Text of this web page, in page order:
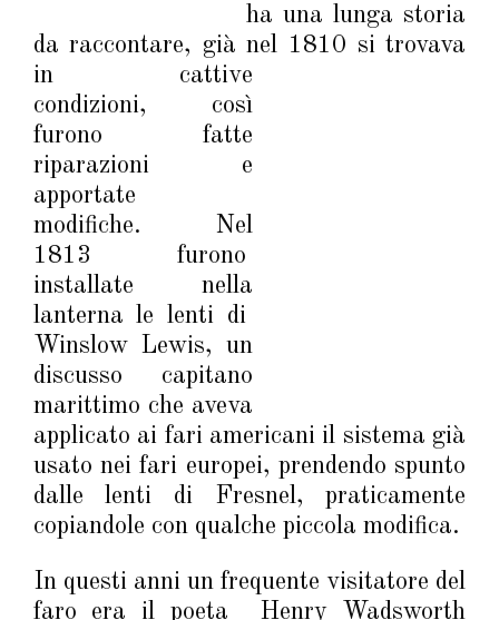
ha una lunga storia
da raccontare, già nel 1810 si trovava
in cattive
condizioni, così
furono fatte
riparazioni e
apportate
modifiche. Nel
1813 furono
installate nella
lanterna le lenti di
Winslow Lewis, un
discusso capitano
marittimo che aveva
applicato ai fari americani il sistema già
usato nei fari europei, prendendo spunto
dalle lenti di Fresnel, praticamente
copiandole con qualche piccola modifica.
In questi anni un frequente visitatore del
faro era il poeta Henry Wadsworth